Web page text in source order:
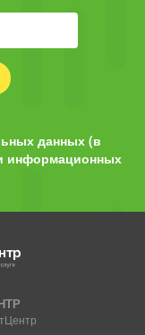
данных (в
информационных